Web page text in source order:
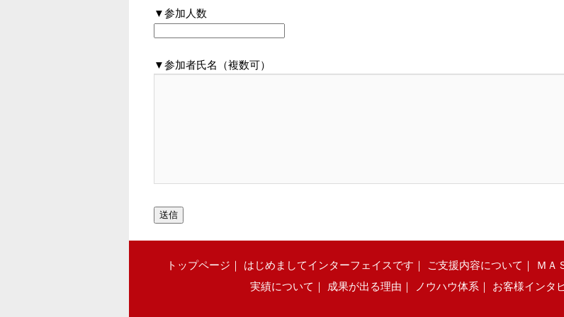
▼参加人数
▼参加者氏名（複数可）
トップページ はじめましてインターフェイスです ご支援内容について ＭＡ
実績について
成果が出る理由 ノウハウ体系｜ お客様インタ